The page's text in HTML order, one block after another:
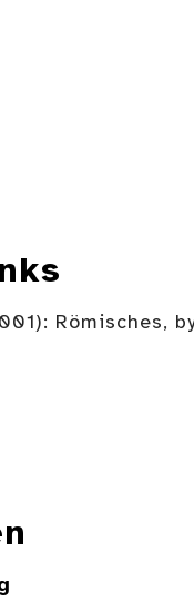
Römisches,